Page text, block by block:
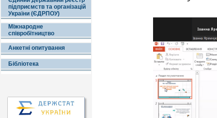
підприємств та організацій
України (ЄДРПОУ)
Міжнародне
співробітництво
Анкетні опитування
Бібліотека